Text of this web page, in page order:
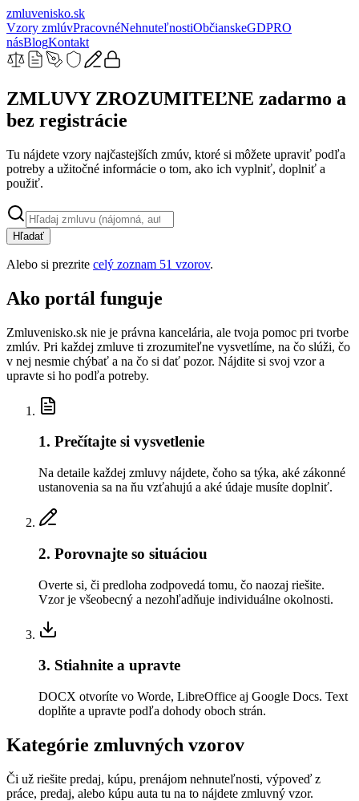
zmluvenisko.sk
Vzory zmlúvPracovnéNehnuteľnostiObčianskeGDPRO
násBlogKontakt
ZMLUVY ZROZUMITEĽNE zadarmo a
bez registrácie
Tu nájdete vzory najčastejších zmúv, ktoré si môžete upraviť podľa
potreby a užitočné informácie o tom, ako ich vyplniť, doplniť a
použiť.
Hľadať
Alebo si prezrite celý zoznam 51 vzorov.
Ako portál funguje
Zmluvenisko.sk nie je právna kancelária, ale tvoja pomoc pri tvorbe
zmlúv. Pri každej zmluve ti zrozumiteľne vysvetlíme, na čo slúži, čo
v nej nesmie chýbať a na čo si dať pozor. Nájdite si svoj vzor a
upravte si ho podľa potreby.
1. Prečítajte si vysvetlenie
Na detaile každej zmluvy nájdete, čoho sa týka, aké zákonné
ustanovenia sa na ňu vzťahujú a aké údaje musíte doplniť.
2. Porovnajte so situáciou
Overte si, či predloha zodpovedá tomu, čo naozaj riešite.
Vzor je všeobecný a nezohľadňuje individuálne okolnosti.
3. Stiahnite a upravte
DOCX otvoríte vo Worde, LibreOffice aj Google Docs. Text
doplňte a upravte podľa dohody oboch strán.
Kategórie zmluvných vzorov
Či už riešite predaj, kúpu, prenájom nehnuteľnosti, výpoveď z
práce, predaj, alebo kúpu auta tu na to nájdete zmluvný vzor.